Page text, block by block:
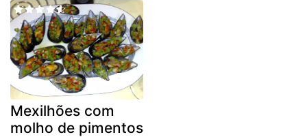
Mexilhões com
molho de pimentos